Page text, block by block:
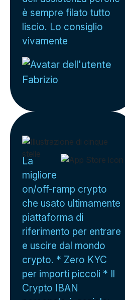
è sempre filato tutto
liscio. Lo consiglio
vivamente
Fabrizio
La
migliore
on/off-ramp crypto
che usato ultimamente
piattaforma di
riferimento per entrare
e uscire dal mondo
crypto. * Zero KYC
per importi piccoli * Il
Crypto IBAN